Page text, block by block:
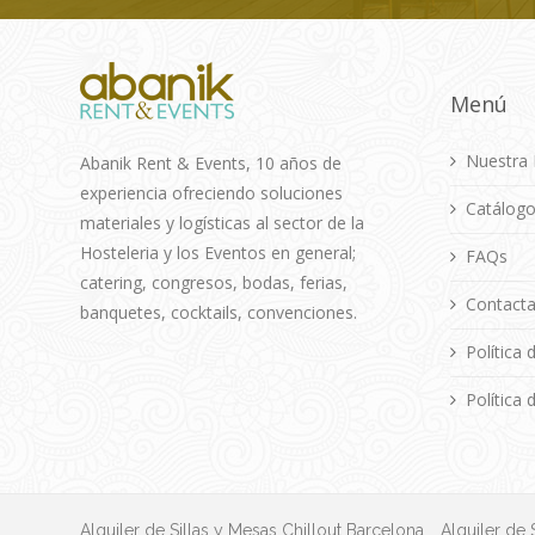
Abanik Rent & Events, 10 años de
experiencia ofreciendo soluciones
materiales y logísticas al sector de la
Hosteleria y los Eventos en general;
catering, congresos, bodas, ferias,
banquetes, cocktails, convenciones.
Menú
Nuestra
Catálogo
FAQs
Política
Política
Alquiler de Sillas y Mesas Chillout Barcelona Alquiler de